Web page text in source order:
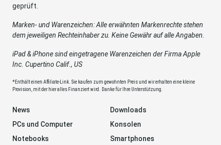
geprüft.
Marken- und Warenzeichen: Alle erwähnten Markenrechte stehen
dem jeweiligen Rechteinhaber zu. Keine Gewähr auf alle Angaben.
iPad & iPhone sind eingetragene Warenzeichen der Firma Apple
Inc. Cupertino Calif., US
*Enthält einen Affiliate-Link. Sie kaufen zum gewohnten Preis und wir erhalten eine kleine
Provision, mit der hier alles Finanziert wird. Danke für Ihre Unterstützung.
News
Downloads
PCs und Computer
Konsolen
Notebooks
Smartphones